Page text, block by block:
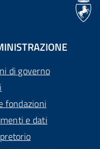
di governo
fondazioni
e dati